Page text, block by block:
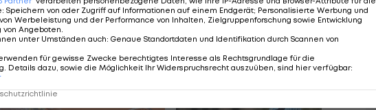
: Speichern von oder Zugriff auf Informationen auf einem Endgerät; Personalisierte Werbung und
Werbeleistung und der Performance von Inhalten, Zielgruppenforschung sowie Entwicklung
von Angeboten
unter Umständen auch: Genaue Standortdaten und Identifikation durch Scannen von
für gewisse Zwecke berechtigtes Interesse als Rechtsgrundlage für die
Details dazu, sowie die Möglichkeit Ihr Widerspruchsrecht auszuüben, sind hier verfügbar: